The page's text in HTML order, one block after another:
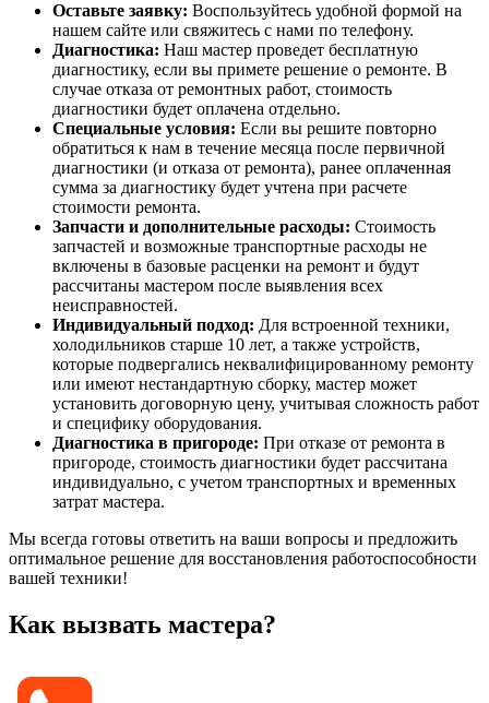
Оставьте заявку: Воспользуйтесь удобной формой на
нашем сайте или свяжитесь с нами по телефону.
Диагностика: Наш мастер проведет бесплатную
диагностику, если вы примете решение о ремонте. В
случае отказа от ремонтных работ, стоимость
диагностики будет оплачена отдельно.
Специальные условия: Если вы решите повторно
обратиться к нам в течение месяца после первичной
диагностики (и отказа от ремонта), ранее оплаченная
сумма за диагностику будет учтена при расчете
стоимости ремонта.
Запчасти и дополнительные расходы: Стоимость
запчастей и возможные транспортные расходы не
включены в базовые расценки на ремонт и будут
рассчитаны мастером после выявления всех
неисправностей.
Индивидуальный подход: Для встроенной техники,
холодильников старше 10 лет, а также устройств,
которые подвергались неквалифицированному ремонту
или имеют нестандартную сборку, мастер может
установить договорную цену, учитывая сложность работ
и специфику оборудования.
Диагностика в пригороде: При отказе от ремонта в
пригороде, стоимость диагностики будет рассчитана
индивидуально, с учетом транспортных и временных
затрат мастера.
Мы всегда готовы ответить на ваши вопросы и предложить
оптимальное решение для восстановления работоспособности
вашей техники!
Как вызвать мастера?